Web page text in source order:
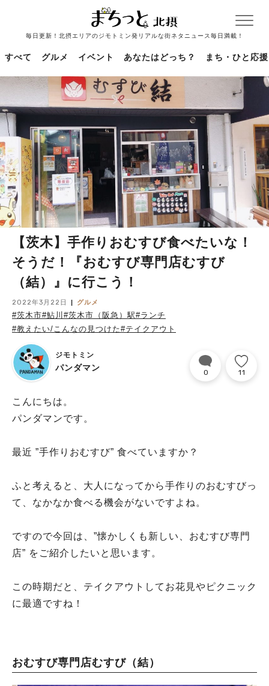
毎日更新！北摂エリアのジモトミン発リアルな街ネタニュース毎日満載！
すべて グルメ イベント あなたはどっち？ まち・ひと応援
【茨木】手作りおむすび食べたいな！
そうだ！『おむすび専門店むすび
（結）』に行こう！
2022年3月22日 グルメ
#茨木市#鮎川 #茨木市（阪急）駅#ランチ
#教えたい/こんなの見つけた#テイクアウト
ジモトミン
パンダマン 0 11
こんにちは。
パンダマンです。
最近 ”手作りおむすび” 食べていますか？
ふと考えると、大人になってから手作りのおむすびっ
て、なかなか食べる機会がないですよね。
ですので今回は、”懐かしくも新しい、おむすび専門
店” をご紹介したいと思います。
この時期だと、テイクアウトしてお花見やピクニック
に最適ですね！
おむすび専門店むすび（結）